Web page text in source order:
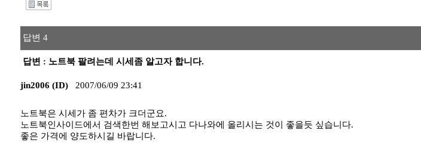
답변 4
답변 : 노트북 팔려는데 시세좀 알고자 합니다.
jin2006 (ID) 2007/06/09 23:41
노트북은 시세가 좀 편차가 크더군요.
노트북인사이드에서 검색한번 해보고시고 다나와에 올리시는 것이 좋을듯 싶습니다.
좋은 가격에 양도하시길 바랍니다.